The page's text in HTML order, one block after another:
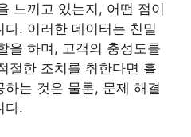
느끼고 있는지, 어떤 점이
. 이러한 데이터는 친밀
을 하며, 고객의 충성도를
절한 조치를 취한다면 훌
는 것은 물론, 문제 해결
다.